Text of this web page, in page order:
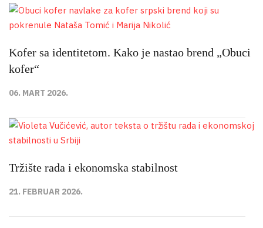
Kofer sa identitetom. Kako je nastao brend „Obuci
kofer“
06. MART 2026.
Tržište rada i ekonomska stabilnost
21. FEBRUAR 2026.